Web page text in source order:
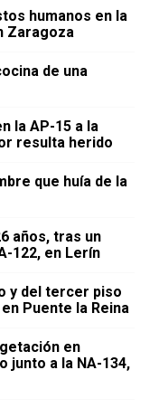
humanos en la
Zaragoza
de una
la AP-15 a la
resulta herido
que huía de la
años, tras un
122, en Lerín
y del tercer piso
Puente la Reina
en
junto a la NA-134,